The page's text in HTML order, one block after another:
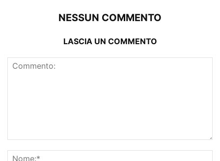
NESSUN COMMENTO
LASCIA UN COMMENTO